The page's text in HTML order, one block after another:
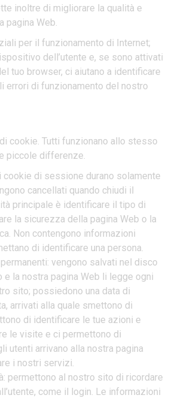
inoltre di migliorare la qualità e
pagina Web.
per il funzionamento di Internet;
dell’utente e, se sono attivati
tuo browser, ci aiutano a identificare
errori di funzionamento del nostro
cookie. Tutti funzionano allo stesso
piccole differenze.
di sessione durano solamente
cancellati quando chiudi il
principale è identificare il tipo di
la sicurezza della pagina Web o la
Non contengono informazioni
di identificare una persona.
vengono salvati nel disco
la nostra pagina Web li legge ogni
sito; possiedono una data di
arrivati alla quale smettono di
di identificare le tue azioni e
le visite e ci permettono di
utenti arrivano alla nostra pagina
i nostri servizi.
permettono al nostro sito di ricordare
come il login. Le informazioni